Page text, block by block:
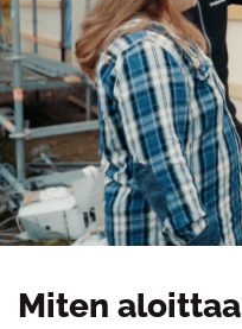
Miten aloittaa